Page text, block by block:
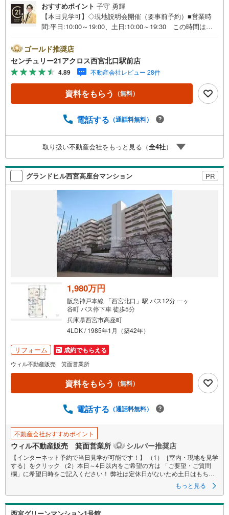
おすすめポイント 子守 勇輝
【本日見学可】◇現地説明会開催（要事前予約）■営業時
間:平日:10:00～19:00、土日:10:00～19:30 この時間はお
3月リノベーション工事済み♪最上階9階部分で両面バルコ
ニー付きにつき陽当たり眺望通風良好！閑静な住宅街に立
地。4SLDKと部屋数多く、ご家族の多い方や荷物の多い方
にもおすすめです♪○センチュリー21アクロスグループの3
つの特徴○■センチュリー21グループで28年連続No.1（1997
年～2024年兵庫地区仲介実績） 西宮・尼崎・伊丹・宝塚
さい■お客様駐車場、キッズスペースがございます。 8店
す。 お子様連れでもご安心ください。■取り扱い物件多数
ございます。 地域密着の当店では2000万円台の新築戸建
や、1000万円台の中古マンションを始め多数物件を取り扱
っています。Yahoo！不動産に掲載しきれない物件もご紹
介できます。
ゴールド推奨店
センチュリー21アクロス西宮北口駅前店
4.89 不動産会社レビュー 28件
資料をもらう （無料）
電話する （通話料無料）
取り扱い不動産会社をもっと見る（全4社）
グランドヒル西宮高座台マンション PR
1,980万円
阪急神戸本線 「西宮北口」駅 バス12分 一ヶ
谷町 バス停下車 徒歩5分
兵庫県西宮市高座町
4LDK / 1985年1月（築42年）
リフォーム 成約でもらえる
ウィル不動産販売 箕面営業所
資料をもらう （無料）
電話する （通話料無料）
不動産会社おすすめポイント
ウィル不動産販売 箕面営業所 シルバー推奨店
【インターネット予約で当日見学が可能です！】 （1）［室内・現地を見学
する］をクリック （2）本日～4日以内をご希望の方は 「ご要望・ご質問
欄」に希望日時をご記入ください！ 弊社は定休日がないため土日はもちろ
ん平日、お仕事終わりの夜間も対応しております！ 【個人事業主の方や会
社経営者の方など住宅ローンにお困りの方】 弊社には専属のファイナンシ
ャルプランナーがいるためご安心ください！住宅ローンが難しい方もしっ
かりサポートいたします！
もっと見る